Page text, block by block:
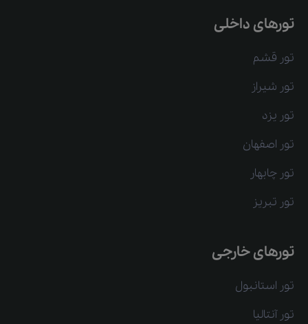
تورهای داخلی
تور قشم
تور شیراز
تور یزد
تور اصفهان
تور چابهار
تور تبریز
تورهای خارجی
تور استانبول
تور آنتالیا